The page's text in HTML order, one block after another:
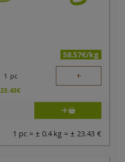
58.57€/kg
1 pc +
23.43€
1 pc = ± 0.4 kg = ± 23.43 €